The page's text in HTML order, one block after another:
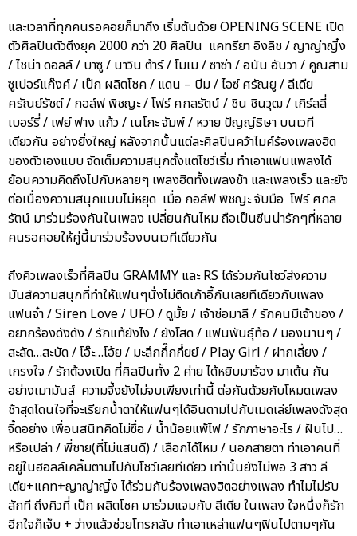
และเวลาที่ทุกคนรอคอยก็มาถึง เริ่มต้นด้วย OPENING SCENE เปิด
ตัวศิลปินตัวตึงยุค 2000 กว่า 20 ศิลปิน แคทรียา อิงลิช / ญาญ่าญิ๋ง
/ ไชน่า ดอลล์ / บาซู / นาวิน ต้าร์ / โมเม / ซาซ่า / อนัน อันวา / คูณสาม
ซูเปอร์แก๊งค์ / เป๊ก ผลิตโชค / แดน – บีม / ไอซ์ ศรัณยู / ลีเดีย
ศรัณย์รัชต์ / กอล์ฟ พิชญะ / โฟร์ ศกลรัตน์ / ชิน ชินวุฒ / เกิร์ลลี่
เบอร์รี่ / เฟย์ ฟาง แก้ว / เนโกะ จัมพ์ / หวาย ปัญญ์ธิษา บนเวที
เดียวกัน อย่างยิ่งใหญ่ หลังจากนั้นแต่ละศิลปินคว้าไมค์ร้องเพลงฮิต
ของตัวเองแบบ จัดเต็มความสนุกตั้งแต่โชว์เริ่ม ทำเอาแฟนแพลงได้
ย้อนความคิดถึงไปกับหลายๆ เพลงฮิตทั้งเพลงช้า และเพลงเร็ว และยัง
ต่อเนื่องความสนุกแบบไม่หยุด เมื่อ กอล์ฟ พิชญะ จับมือ โฟร์ ศกล
รัตน์ มาร่วมร้องกันในเพลง เปลี่ยนกันไหม ถือเป็นซีนน่ารักๆที่หลาย
คนรอคอยให้คู่นี้มาร่วมร้องบนเวทีเดียวกัน
ถึงคิวเพลงเร็วที่ศิลปิน GRAMMY และ RS ได้ร่วมกันโชว์ส่งความ
มันส์ความสนุกที่ทำให้แฟนๆนั่งไม่ติดเก้าอี้กันเลยทีเดียวกับเพลง
แฟนจ๋า / Siren Love / UFO / ดูมั้ย / เจ้าช่อมาลี / รักคนมีเจ้าของ /
อยากร้องดังดัง / รักแท้ยังไง / ยังโสด / แฟนพันธุ์ท้อ / มองนานๆ /
สะลัด…สะบัด / โอ๊ะ…โอ้ย / มะลึกกึ๊กกึ๋ยย์ / Play Girl / ฝากเลี้ยง /
เกรงใจ / รักต้องเปิด ที่ศิลปินทั้ง 2 ค่าย ได้หยิบมาร้อง มาเต้น กัน
อย่างเมามันส์ ความจึ้งยังไม่จบเพียงเท่านี้ ต่อกันด้วยกับโหมดเพลง
ช้าสุดโดนใจที่จะเรียกน้ำตาให้แฟนๆได้อินตามไปกับเมดเล่ย์เพลงดังสุด
จี้ดอย่าง เพื่อนสนิทคิดไม่ซื่อ / น้ำน้อยแพ้ไฟ / รักภาษาอะไร / ฝันไป…
หรือเปล่า / พี่ชาย(ที่ไม่แสนดี) / เลือกได้ไหม / นอกสายตา ทำเอาคนที่
อยู่ในฮอลล์เคลิ้มตามไปกับโชว์เลยทีเดียว เท่านั้นยังไม่พอ 3 สาว ลี
เดีย+แคท+ญาญ่าญิ๋ง ได้ร่วมกันร้องเพลงฮิตอย่างเพลง ทำไมไม่รับ
สักที ถึงคิวที่ เป๊ก ผลิตโชค มาร่วมแจมกับ ลีเดีย ในเพลง ใจหนึ่งก็รัก
อีกใจก็เจ็บ + ว่างแล้วช่วยโทรกลับ ทำเอาเหล่าแฟนๆฟินไปตามๆกัน